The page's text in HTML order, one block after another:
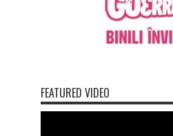
FEATURED VIDEO